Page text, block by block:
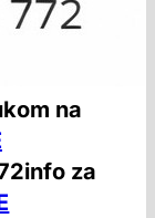
na
za